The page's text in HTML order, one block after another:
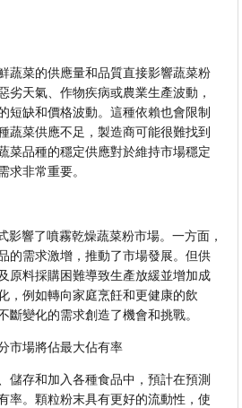
蔬菜的供應量和品質直接影響蔬菜粉
劣天氣、作物疾病或農業生產波動，
短缺和價格波動。這種依賴也會限制
蔬菜供應不足，製造商可能很難找到
菜品種的穩定供應對於維持市場穩定
求非常重要。
影響了噴霧乾燥蔬菜粉市場。一方面，
的需求激增，推動了市場發展。但供
原料採購困難導致生產放緩並增加成
，例如轉向家庭烹飪和更健康的飲
斷變化的需求創造了機會和挑戰。
市場將佔最大佔有率
儲存和加入各種食品中，預計在預測
率。顆粒粉末具有更好的流動性，使